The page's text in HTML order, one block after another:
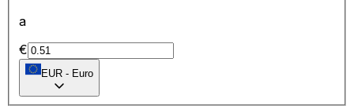
a
€
EUR - Euro